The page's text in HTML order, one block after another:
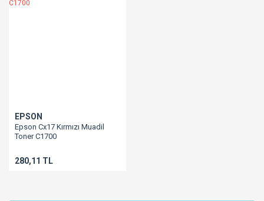
EPSON
Epson Cx17 Kırmızı Muadil
Toner C1700
280,11 TL